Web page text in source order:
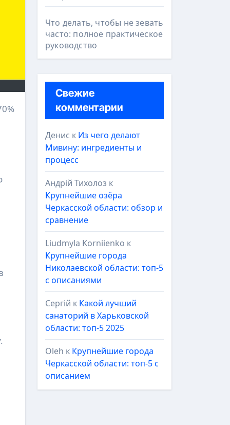
Что делать, чтобы не зевать
часто: полное практическое
руководство
Свежие
комментарии
Денис к Из чего делают
Мивину: ингредиенты и
процесс
Андрій Тихолоз к
Крупнейшие озёра
Черкасской области: обзор и
сравнение
Liudmyla Korniienko к
Крупнейшие города
Николаевской области: топ-5
с описаниями
Сергій к Какой лучший
санаторий в Харьковской
области: топ-5 2025
Oleh к Крупнейшие города
Черкасской области: топ-5 с
описанием